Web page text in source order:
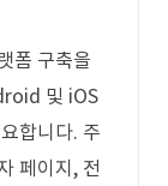
폼 구축을
및 iOS
합니다. 주
페이지, 전